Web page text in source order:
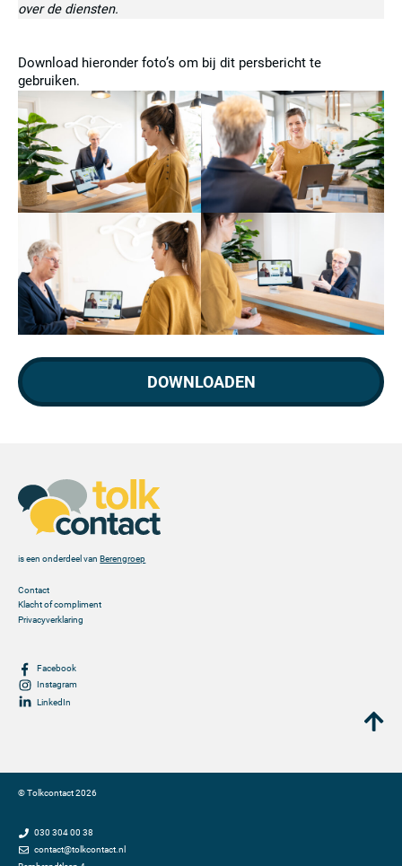
over de diensten.
Download hieronder foto’s om bij dit persbericht te
gebruiken.
DOWNLOADEN
is een onderdeel van Berengroep
Contact
Klacht of compliment
Privacyverklaring
Facebook
Instagram
LinkedIn
©Tolkcontact2026
030 304 00 38
contact@tolkcontact.nl